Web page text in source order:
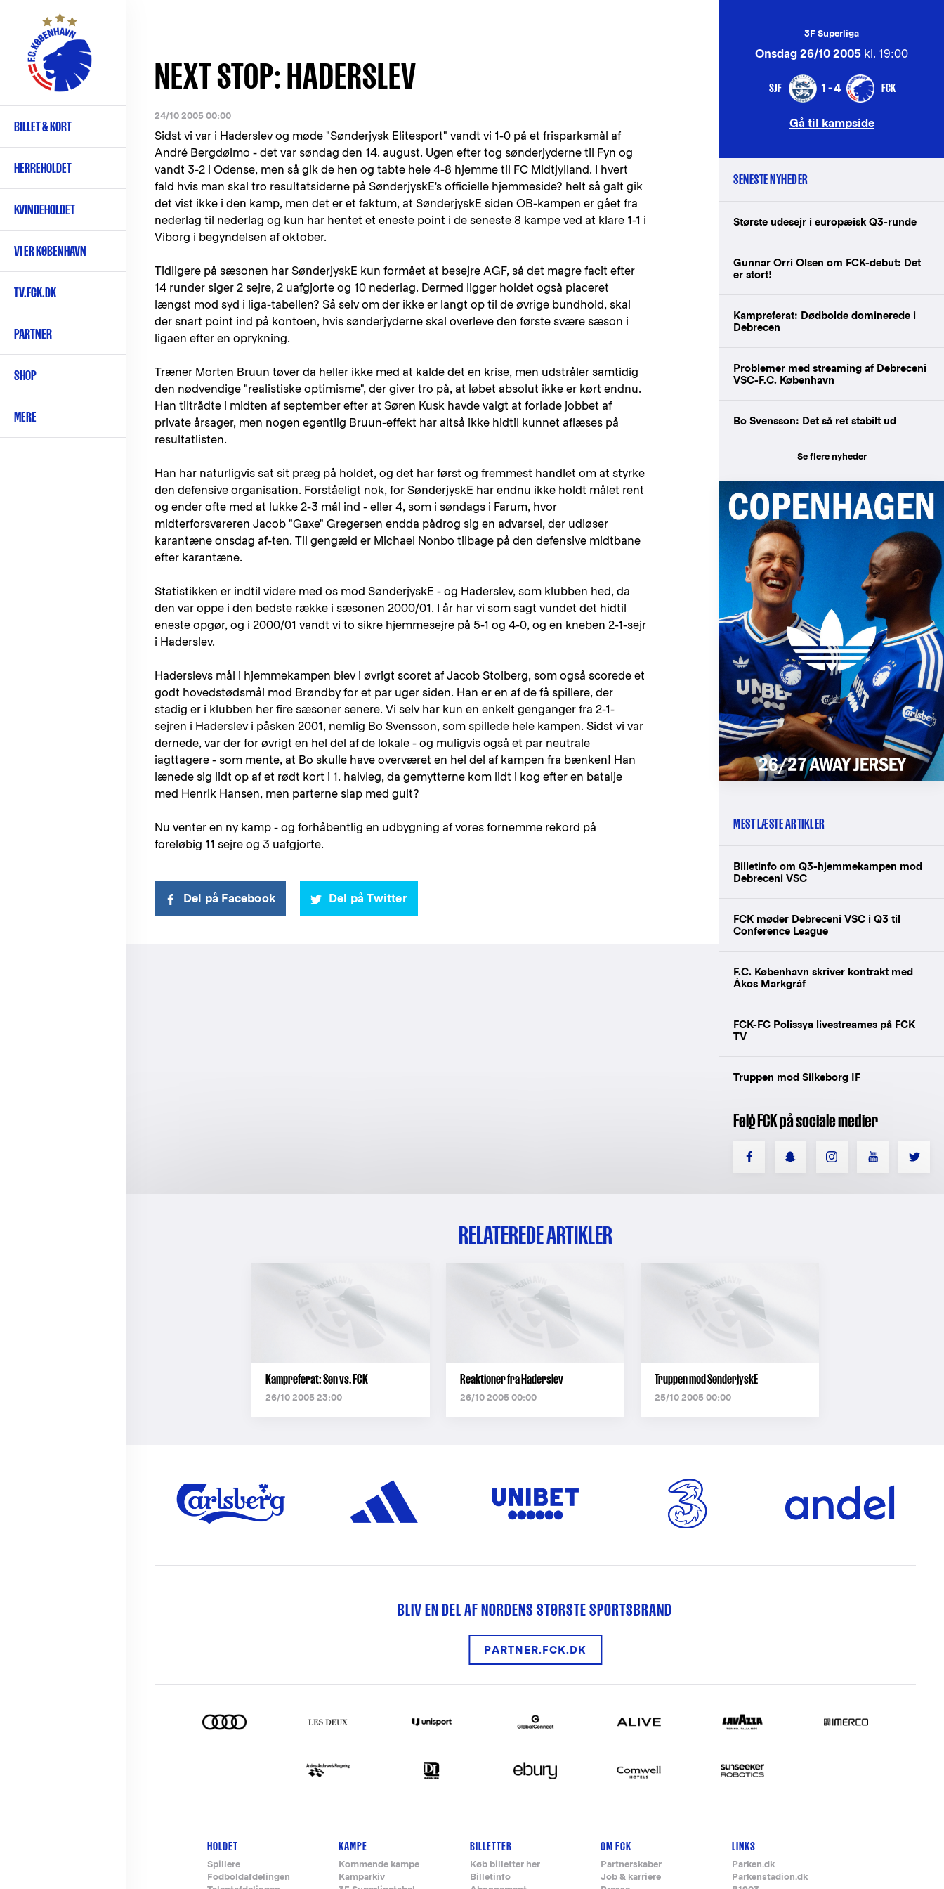
hovedindhold
Primær
navigation
BILLET & KORT
HERREHOLDET
KVINDEHOLDET
VI ER KØBENHAVN
TV.FCK.DK
PARTNER
SHOP
MERE
NEXT STOP: HADERSLEV
24/10 2005 00:00
Sidst vi var i Haderslev og møde "Sønderjysk Elitesport" vandt vi 1-0 på et frisparksmål af
André Bergdølmo - det var søndag den 14. august. Ugen efter tog sønderjyderne til Fyn og
vandt 3-2 i Odense, men så gik de hen og tabte hele 4-8 hjemme til FC Midtjylland. I hvert
fald hvis man skal tro resultatsiderne på SønderjyskE's officielle hjemmeside? helt så galt gik
det vist ikke i den kamp, men det er et faktum, at SønderjyskE siden OB-kampen er gået fra
nederlag til nederlag og kun har hentet et eneste point i de seneste 8 kampe ved at klare 1-1 i
Viborg i begyndelsen af oktober.
Tidligere på sæsonen har SønderjyskE kun formået at besejre AGF, så det magre facit efter
14 runder siger 2 sejre, 2 uafgjorte og 10 nederlag. Dermed ligger holdet også placeret
længst mod syd i liga-tabellen? Så selv om der ikke er langt op til de øvrige bundhold, skal
der snart point ind på kontoen, hvis sønderjyderne skal overleve den første svære sæson i
ligaen efter en oprykning.
Træner Morten Bruun tøver da heller ikke med at kalde det en krise, men udstråler samtidig
den nødvendige "realistiske optimisme", der giver tro på, at løbet absolut ikke er kørt endnu.
Han tiltrådte i midten af september efter at Søren Kusk havde valgt at forlade jobbet af
private årsager, men nogen egentlig Bruun-effekt har altså ikke hidtil kunnet aflæses på
resultatlisten.
Han har naturligvis sat sit præg på holdet, og det har først og fremmest handlet om at styrke
den defensive organisation. Forståeligt nok, for SønderjyskE har endnu ikke holdt målet rent
og ender ofte med at lukke 2-3 mål ind - eller 4, som i søndags i Farum, hvor
midterforsvareren Jacob "Gaxe" Gregersen endda pådrog sig en advarsel, der udløser
karantæne onsdag af-ten. Til gengæld er Michael Nonbo tilbage på den defensive midtbane
efter karantæne.
Statistikken er indtil videre med os mod SønderjyskE - og Haderslev, som klubben hed, da
den var oppe i den bedste række i sæsonen 2000/01. I år har vi som sagt vundet det hidtil
eneste opgør, og i 2000/01 vandt vi to sikre hjemmesejre på 5-1 og 4-0, og en kneben 2-1-sejr
i Haderslev.
Haderslevs mål i hjemmekampen blev i øvrigt scoret af Jacob Stolberg, som også scorede et
godt hovedstødsmål mod Brøndby for et par uger siden. Han er en af de få spillere, der
stadig er i klubben her fire sæsoner senere. Vi selv har kun en enkelt genganger fra 2-1-
sejren i Haderslev i påsken 2001, nemlig Bo Svensson, som spillede hele kampen. Sidst vi var
dernede, var der for øvrigt en hel del af de lokale - og muligvis også et par neutrale
iagttagere - som mente, at Bo skulle have overværet en hel del af kampen fra bænken! Han
lænede sig lidt op af et rødt kort i 1. halvleg, da gemytterne kom lidt i kog efter en batalje
med Henrik Hansen, men parterne slap med gult?
Nu venter en ny kamp - og forhåbentlig en udbygning af vores fornemme rekord på
foreløbig 11 sejre og 3 uafgjorte.
Del på Facebook Del på Twitter
3F Superliga
Onsdag 26/10 2005 kl. 19:00
SJF 1-4 FCK
Gå til kampside
SENESTE NYHEDER
Største udesejr i europæisk Q3-runde
Gunnar Orri Olsen om FCK-debut: Det
er stort!
Kampreferat: Dødbolde dominerede i
Debrecen
Problemer med streaming af Debreceni
VSC-F.C. København
Bo Svensson: Det så ret stabilt ud
Se flere nyheder
MEST LÆSTE ARTIKLER
Billetinfo om Q3-hjemmekampen mod
Debreceni VSC
FCK møder Debreceni VSC i Q3 til
Conference League
F.C. København skriver kontrakt med
Ákos Markgráf
FCK-FC Polissya livestreames på FCK
TV
Truppen mod Silkeborg IF
Følg FCK på sociale medier
RELATEREDE ARTIKLER
Kampreferat: Søn vs. FCK
26/10 2005 23:00
Reaktioner fra Haderslev
26/10 2005 00:00
Truppen mod SønderjyskE
25/10 2005 00:00
BLIV EN DEL AF NORDENS STØRSTE SPORTSBRAND
PARTNER.FCK.DK
Footer-
HOLDET
Spillere
Fodboldafdelingen
KAMPE
Kommende kampe
Kamparkiv
BILLETTER
Køb billetter her
Billetinfo
OM FCK
Partnerskaber
Job & karriere
LINKS
Parken.dk
Parkenstadion.dk